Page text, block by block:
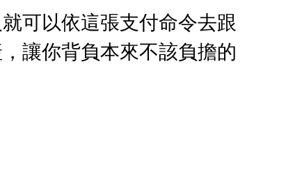
可以依這張支付命令去跟
讓你背負本來不該負擔的